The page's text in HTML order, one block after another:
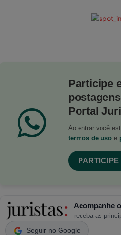
Participe
Portal
Ao entrar você
termos de uso e
Acompanhe
receba as
Seguir no Google